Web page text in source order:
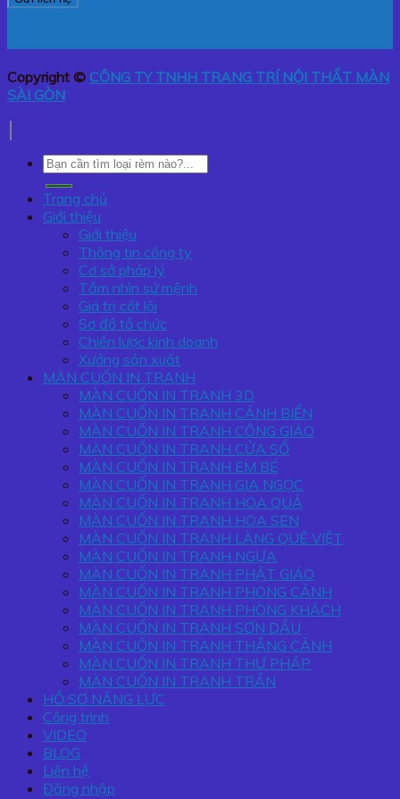
Copyright © CÔNG TY TNHH TRANG TRÍ NỘI THẤT MÀN
SÀI GÒN
Tìm
kiếm:
Trang chủ
Giới thiệu
Giới thiệu
Thông tin công ty
Cơ sở pháp lý
Tầm nhìn sứ mệnh
Giá trị cốt lõi
Sơ đồ tổ chức
Chiến lược kinh doanh
Xưởng sản xuất
MÀN CUỐN IN TRANH
MÀN CUỐN IN TRANH 3D
MÀN CUỐN IN TRANH CẢNH BIỂN
MÀN CUỐN IN TRANH CÔNG GIÁO
MÀN CUỐN IN TRANH CỬA SỔ
MÀN CUỐN IN TRANH EM BÉ
MÀN CUỐN IN TRANH GIA NGỌC
MÀN CUỐN IN TRANH HOA QUẢ
MÀN CUỐN IN TRANH HOA SEN
MÀN CUỐN IN TRANH LÀNG QUÊ VIỆT
MÀN CUỐN IN TRANH NGỰA
MÀN CUỐN IN TRANH PHẬT GIÁO
MÀN CUỐN IN TRANH PHONG CẢNH
MÀN CUỐN IN TRANH PHÒNG KHÁCH
MÀN CUỐN IN TRANH SƠN DẦU
MÀN CUỐN IN TRANH THẮNG CẢNH
MÀN CUỐN IN TRANH THƯ PHÁP
MÀN CUỐN IN TRANH TRẦN
HỒ SƠ NĂNG LỰC
Công trình
VIDEO
BLOG
Liên hệ
Đăng nhập